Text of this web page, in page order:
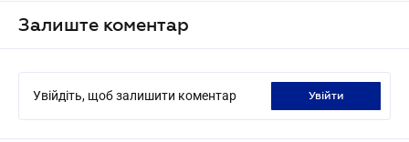
Залиште коментар
Увійдіть, щоб залишити коментар увійти